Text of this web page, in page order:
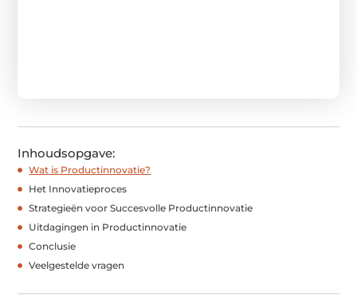
Inhoudsopgave:
Wat is Productinnovatie?
Het Innovatieproces
Strategieën voor Succesvolle Productinnovatie
Uitdagingen in Productinnovatie
Conclusie
Veelgestelde vragen